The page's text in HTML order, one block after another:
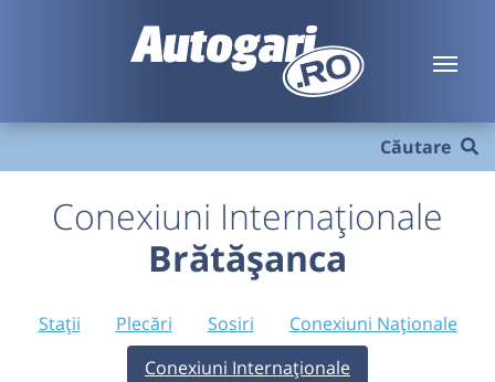
Căutare
Conexiuni Internaționale
Brătășanca
Stații Plecări Sosiri
Conexiuni Naționale
Conexiuni Internaționale